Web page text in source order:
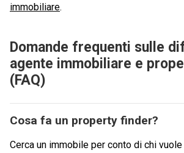
immobiliare.
Domande frequenti sulle
agente immobiliare e
(FAQ)
Cosa fa un property finder?
Cerca un immobile per conto di chi